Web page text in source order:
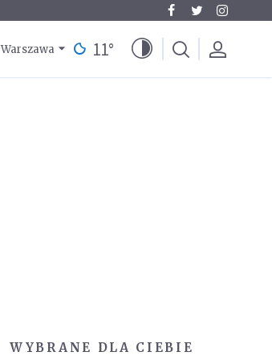
Warszawa 11°
WYBRANE DLA CIEBIE